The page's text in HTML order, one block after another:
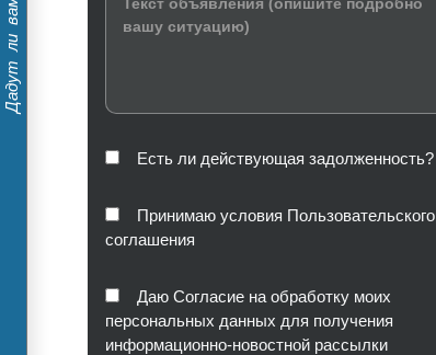
Есть ли действующая задолженность?
Принимаю условия Пользовательского
соглашения
Даю Согласие на обработку моих
персональных данных для получения
информационно-новостной рассылки